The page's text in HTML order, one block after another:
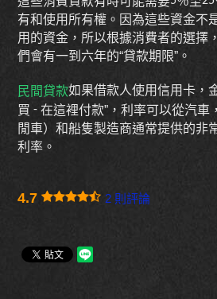
有和使用所有權。因為這些資金不
用的資金，所以根據消費者的選擇
們會有一到六年的“貸款期限”。
民間貸款如果借款人使用信用卡，
買 -在這裡付款”，利率可以從汽車
閒車）和船隻製造商通常提供的非
利率。
4.7 2 則評論